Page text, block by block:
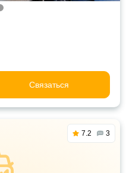
Связаться
7.2 3